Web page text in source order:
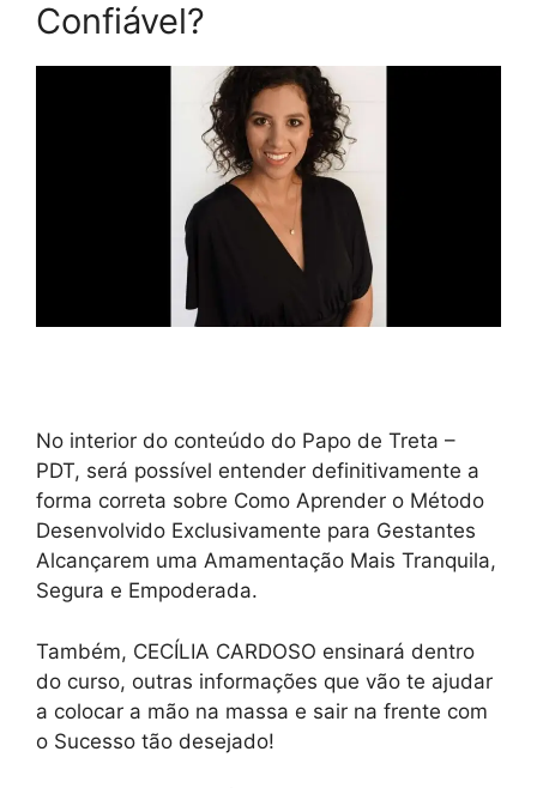
Confiável?
No interior do conteúdo do Papo de Treta –
PDT, será possível entender definitivamente a
forma correta sobre Como Aprender o Método
Desenvolvido Exclusivamente para Gestantes
Alcançarem uma Amamentação Mais Tranquila,
Segura e Empoderada.
Também, CECÍLIA CARDOSO ensinará dentro
do curso, outras informações que vão te ajudar
a colocar a mão na massa e sair na frente com
o Sucesso tão desejado!